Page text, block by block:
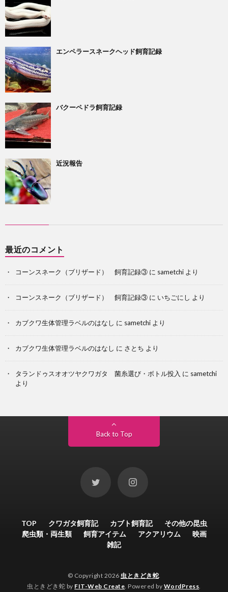
エンペラースネークヘッド飼育記録
バクーペドラ飼育記録
近況報告
最近のコメント
コーンスネーク（ブリザード） 飼育記録③ に sametchi より
コーンスネーク（ブリザード） 飼育記録③ に いちごにし より
カブクワ生体管理ラベルのはなし に sametchi より
カブクワ生体管理ラベルのはなし に さとち より
タランドゥスオオツヤクワガタ 菌糸選び・ボトル投入 に sametchi
より
Back to Top
TOP クワガタ飼育記 カブト飼育記
その他の昆虫
爬虫類・両生類
飼育アイテム アクアリウム
映画
雑記
© Copyright 2026 虫ときどき蛇.
虫ときどき蛇 by FIT-Web Create. Powered by WordPress.